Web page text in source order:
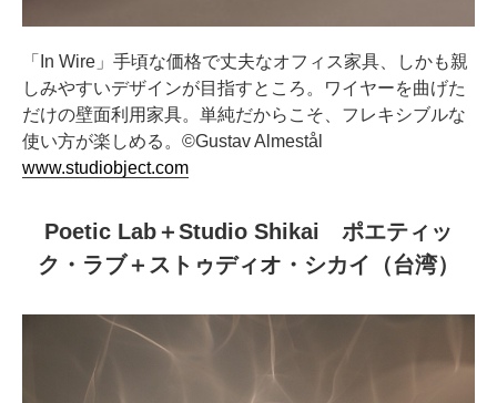
「In Wire」手頃な価格で丈夫なオフィス家具、しかも親
しみやすいデザインが目指すところ。ワイヤーを曲げた
だけの壁面利用家具。単純だからこそ、フレキシブルな
使い方が楽しめる。©Gustav Almestål
www.studiobject.com
Poetic Lab＋Studio Shikai ポエティッ
ク・ラブ＋ストゥディオ・シカイ（台湾）